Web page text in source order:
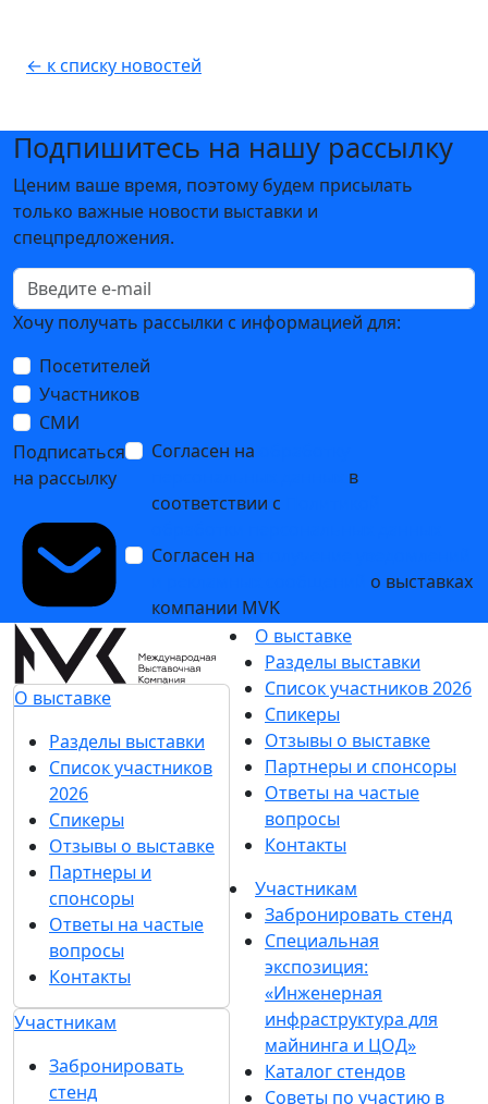
← к списку новостей
Подпишитесь на нашу рассылку
Ценим ваше время, поэтому будем присылать
только важные новости выставки и
спецпредложения.
Хочу получать рассылки с информацией для:
Посетителей
Участников
СМИ
Подписаться
на рассылку
Согласен на
в
соответствии с
Согласен на
о выставках
компании MVK
О выставке
Разделы выставки
Список участников
2026
Спикеры
Отзывы о выставке
Партнеры и
спонсоры
Ответы на частые
вопросы
Контакты
Участникам
Забронировать
стенд
О выставке
Разделы выставки
Список участников 2026
Спикеры
Отзывы о выставке
Партнеры и спонсоры
Ответы на частые
вопросы
Контакты
Участникам
Забронировать стенд
Специальная
экспозиция:
«Инженерная
инфраструктура для
майнинга и ЦОД»
Каталог стендов
Советы по участию в